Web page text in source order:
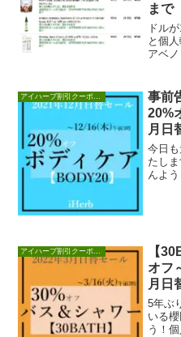
まで
ドル
と個
アベ
事前
20%
月日
今日
たし
んよ
【
オフ
月日
5年ぶ
いる
う！